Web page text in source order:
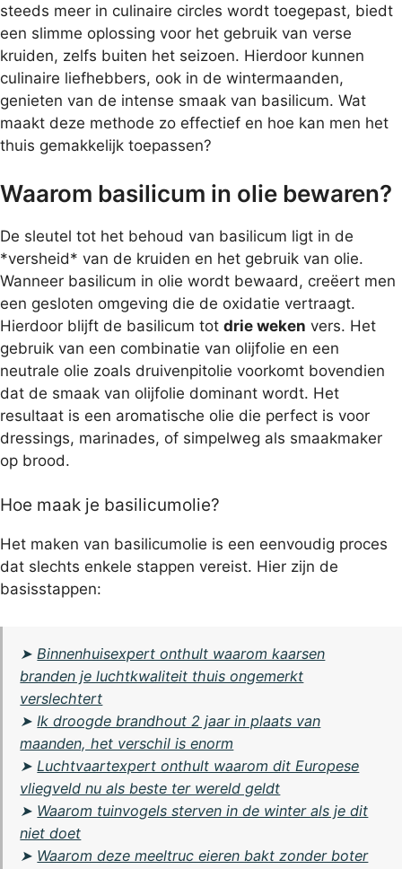
steeds meer in culinaire circles wordt toegepast, biedt
een slimme oplossing voor het gebruik van verse
kruiden, zelfs buiten het seizoen. Hierdoor kunnen
culinaire liefhebbers, ook in de wintermaanden,
genieten van de intense smaak van basilicum. Wat
maakt deze methode zo effectief en hoe kan men het
thuis gemakkelijk toepassen?
Waarom basilicum in olie bewaren?
De sleutel tot het behoud van basilicum ligt in de
*versheid* van de kruiden en het gebruik van olie.
Wanneer basilicum in olie wordt bewaard, creëert men
een gesloten omgeving die de oxidatie vertraagt.
Hierdoor blijft de basilicum tot drie weken vers. Het
gebruik van een combinatie van olijfolie en een
neutrale olie zoals druivenpitolie voorkomt bovendien
dat de smaak van olijfolie dominant wordt. Het
resultaat is een aromatische olie die perfect is voor
dressings, marinades, of simpelweg als smaakmaker
op brood.
Hoe maak je basilicumolie?
Het maken van basilicumolie is een eenvoudig proces
dat slechts enkele stappen vereist. Hier zijn de
basisstappen:
➤ Binnenhuisexpert onthult waarom kaarsen
branden je luchtkwaliteit thuis ongemerkt
verslechtert
➤ Ik droogde brandhout 2 jaar in plaats van
maanden, het verschil is enorm
➤ Luchtvaartexpert onthult waarom dit Europese
vliegveld nu als beste ter wereld geldt
➤ Waarom tuinvogels sterven in de winter als je dit
niet doet
➤ Waarom deze meeltruc eieren bakt zonder boter